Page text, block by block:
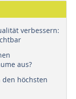
verbessern:
aus?
den höchsten